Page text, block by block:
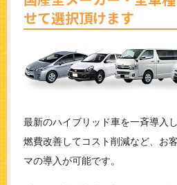
せて選択頂けます
最新のハイブリッド車を一斉導入
燃費改善してコスト削減など、お
マの導入が可能です。